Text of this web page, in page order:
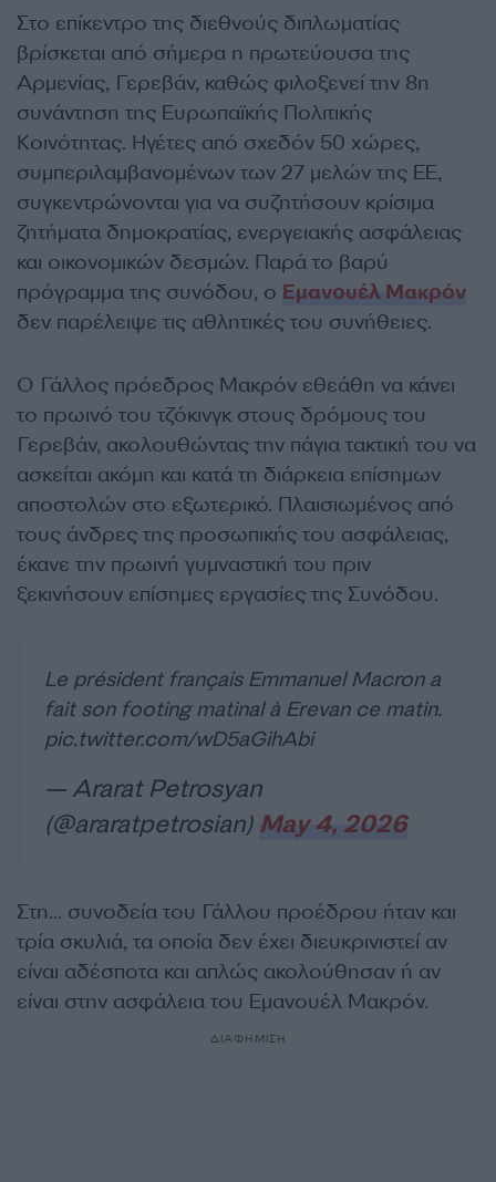
Στο επίκεντρο της διεθνούς διπλωματίας
βρίσκεται από σήμερα η πρωτεύουσα της
Αρμενίας, Γερεβάν, καθώς φιλοξενεί την 8η
συνάντηση της Ευρωπαϊκής Πολιτικής
Κοινότητας. Ηγέτες από σχεδόν 50 χώρες,
συμπεριλαμβανομένων των 27 μελών της ΕΕ,
συγκεντρώνονται για να συζητήσουν κρίσιμα
ζητήματα δημοκρατίας, ενεργειακής ασφάλειας
και οικονομικών δεσμών. Παρά το βαρύ
πρόγραμμα της συνόδου, ο Εμανουέλ Μακρόν
δεν παρέλειψε τις αθλητικές του συνήθειες.
Ο Γάλλος πρόεδρος Μακρόν εθεάθη να κάνει
το πρωινό του τζόκινγκ στους δρόμους του
Γερεβάν, ακολουθώντας την πάγια τακτική του να
ασκείται ακόμη και κατά τη διάρκεια επίσημων
αποστολών στο εξωτερικό. Πλαισιωμένος από
τους άνδρες της προσωπικής του ασφάλειας,
έκανε την πρωινή γυμναστική του πριν
ξεκινήσουν επίσημες εργασίες της Συνόδου.
Le président français Emmanuel Macron a
fait son footing matinal à Erevan ce matin.
pic.twitter.com/wD5aGihAbi
— Ararat Petrosyan
(@araratpetrosian) May 4, 2026
Στη… συνοδεία του Γάλλου προέδρου ήταν και
τρία σκυλιά, τα οποία δεν έχει διευκρινιστεί αν
είναι αδέσποτα και απλώς ακολούθησαν ή αν
είναι στην ασφάλεια του Εμανουέλ Μακρόν.
ΔΙΑΦΗΜΙΣΗ